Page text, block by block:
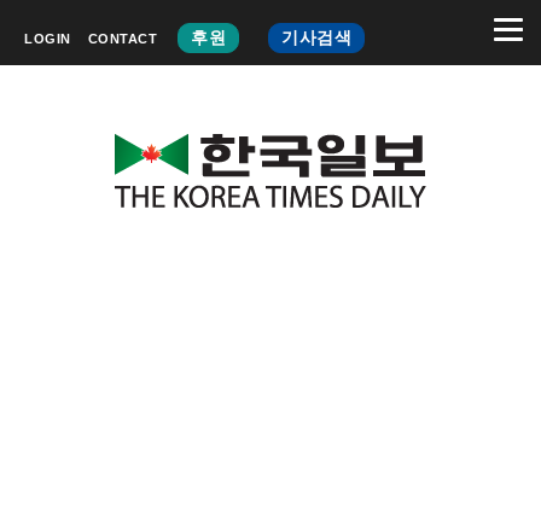
LOGIN CONTACT 후원 기사검색